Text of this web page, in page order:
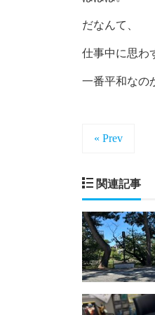
だなんて、
仕事中に思わ
一番平和なの
« Prev
関連記事